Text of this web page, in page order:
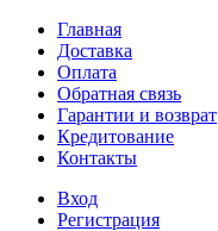
Главная
Доставка
Оплата
Обратная связь
Гарантии и возврат
Кредитование
Контакты
Вход
Регистрация